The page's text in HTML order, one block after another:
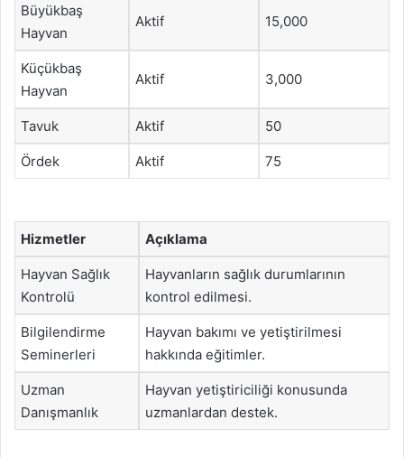
Büyükbaş
Hayvan
Aktif 15,000
Küçükbaş
Hayvan
Aktif 3,000
Tavuk Aktif 50
Ördek Aktif 75
Hizmetler Açıklama
Hayvan Sağlık
Kontrolü
Hayvanların sağlık durumlarının
kontrol edilmesi.
Bilgilendirme
Seminerleri
Hayvan bakımı ve yetiştirilmesi
hakkında eğitimler.
Uzman
Danışmanlık
Hayvan yetiştiriciliği konusunda
uzmanlardan destek.